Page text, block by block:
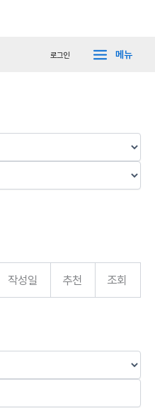
로그인
Menu
메뉴
작성일 추천 조회